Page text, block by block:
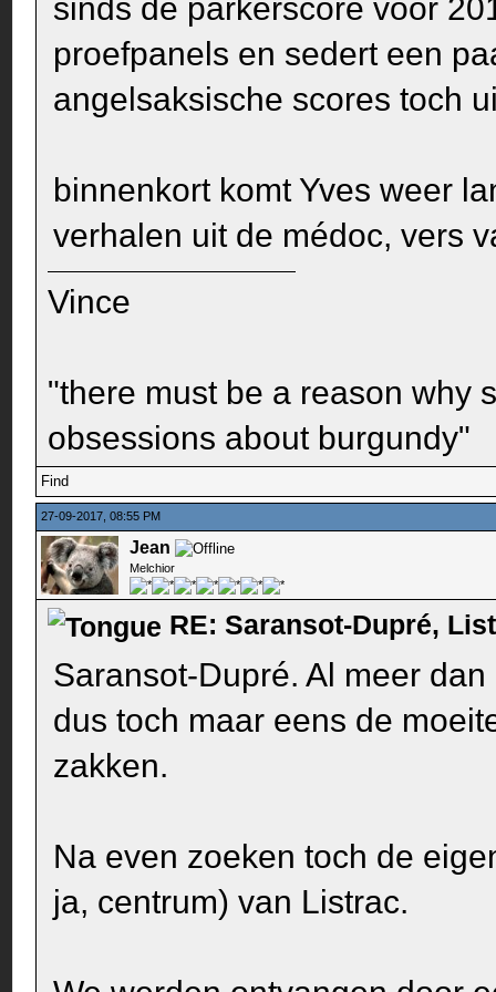
sinds de parkerscore voor
proefpanels en sedert een
angelsaksische scores toch
binnenkort komt Yves weer
verhalen uit de médoc, vers
Vince
"there must be a reason why
obsessions about burgundy"
Find
27-09-2017, 08:55 PM
Jean
Melchior
RE: Saransot-Dupré,
Saransot-Dupré. Al meer
dus toch maar eens de
zakken.
Na even zoeken toch de
ja, centrum) van Listrac.